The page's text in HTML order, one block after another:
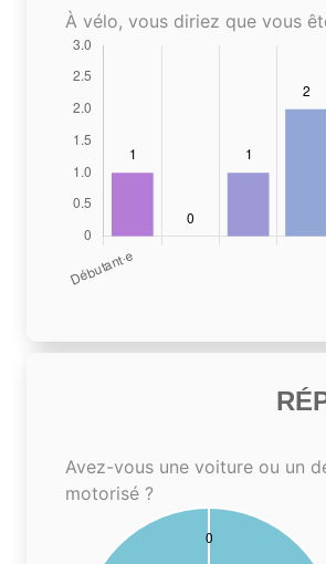
À vélo, vous diriez que vous
Avez-vous une voiture ou un
motorisé ?